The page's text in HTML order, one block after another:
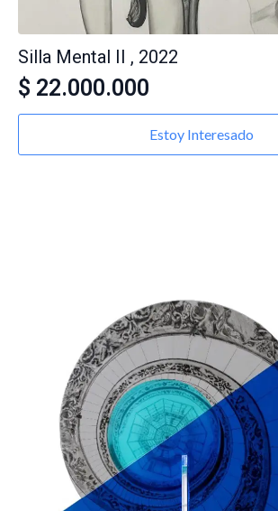
Silla Mental II , 2022
$ 22.000.000
Estoy Interesado